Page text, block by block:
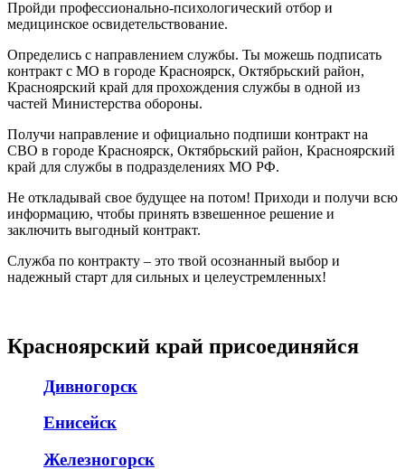
Пройди профессионально-психологический отбор и
медицинское освидетельствование.
Определись с направлением службы. Ты можешь подписать
контракт с МО в городе Красноярск, Октябрьский район,
Красноярский край для прохождения службы в одной из
частей Министерства обороны.
Получи направление и официально подпиши контракт на
СВО в городе Красноярск, Октябрьский район, Красноярский
край для службы в подразделениях МО РФ.
Не откладывай свое будущее на потом! Приходи и получи всю
информацию, чтобы принять взвешенное решение и
заключить выгодный контракт.
Служба по контракту – это твой осознанный выбор и
надежный старт для сильных и целеустремленных!
Красноярский край присоединяйся
Дивногорск
Енисейск
Железногорск